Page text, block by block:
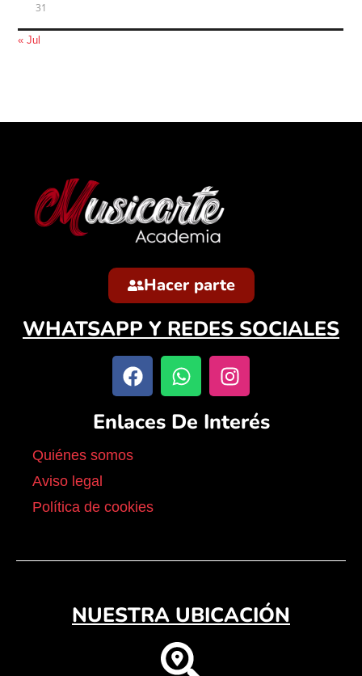
31
« Jul
Hacer parte
WHATSAPP Y REDES SOCIALES
Enlaces De Interés
Quiénes somos
Aviso legal
Política de cookies
NUESTRA UBICACIÓN